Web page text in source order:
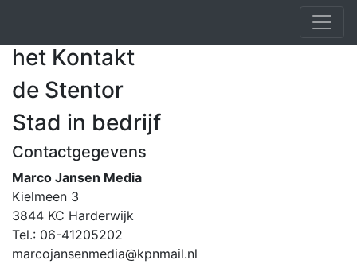
het Kontakt
de Stentor
Stad in bedrijf
Contactgegevens
Marco Jansen Media
Kielmeen 3
3844 KC Harderwijk
Tel.: 06-41205202
marcojansenmedia@kpnmail.nl